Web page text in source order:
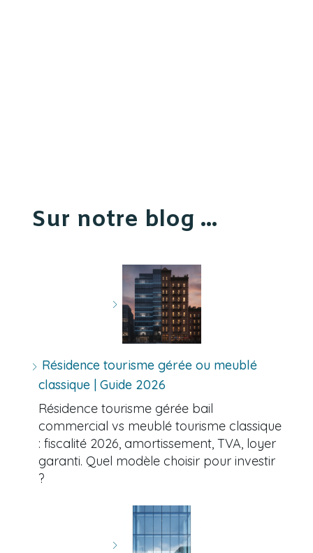
Sur notre blog ...
Résidence tourisme gérée ou meublé
classique | Guide 2026
Résidence tourisme gérée bail
commercial vs meublé tourisme classique
: fiscalité 2026, amortissement, TVA, loyer
garanti. Quel modèle choisir pour investir
?